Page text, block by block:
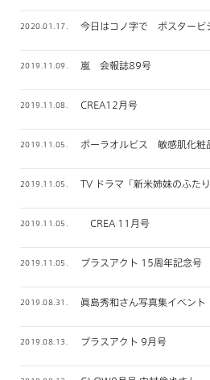
2020.01.17. 今日はコノ字で ポスタービ
2019.11.09. 嵐 会報誌89号
2019.11.08. CREA12月号
2019.11.05. ポーラオルビス 敏感肌化粧
2019.11.05. TV ドラマ「新米姉妹のふたり
2019.11.05. CREA 11月号
2019.11.05. プラスアクト 15周年記念号
2019.08.31. 眞島秀和さん写真集イベント
2019.08.13. プラスアクト 9月号